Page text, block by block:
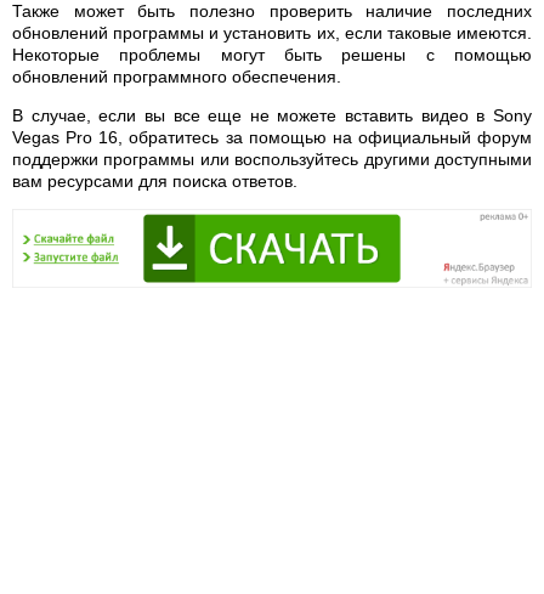
Также может быть полезно проверить наличие последних
обновлений программы и установить их, если таковые имеются.
Некоторые проблемы могут быть решены с помощью
обновлений программного обеспечения.
В случае, если вы все еще не можете вставить видео в Sony
Vegas Pro 16, обратитесь за помощью на официальный форум
поддержки программы или воспользуйтесь другими доступными
вам ресурсами для поиска ответов.